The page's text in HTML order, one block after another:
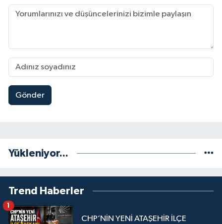
Gönder
Yükleniyor...
Trend Haberler
CHP’NİN YENİ ATAŞEHİR İLÇE
1